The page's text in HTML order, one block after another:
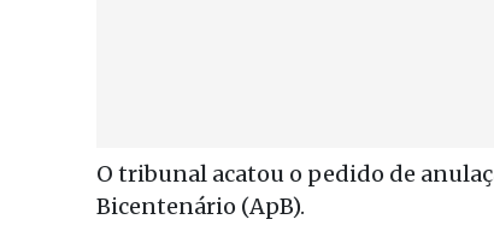
O tribunal acatou o pedido de
Bicentenário (ApB).